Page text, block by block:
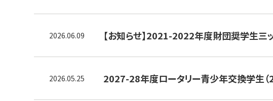
2026.06.09 【お知らせ】2021-2022年度財団奨学生三
2026.05.25 2027-28年度ロータリー青少年交換学生（